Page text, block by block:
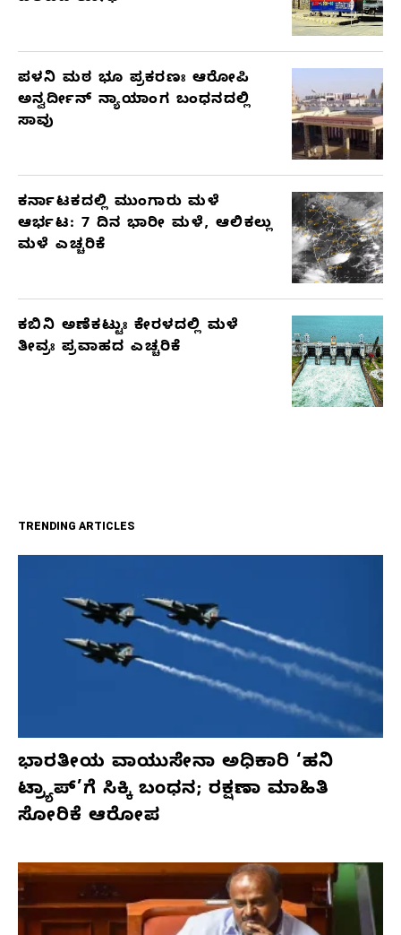
ಪಳನಿ ಮಠ ಭೂ ಪ್ರಕರಣಃ ಆರೋಪಿ
ಅನ್ವರ್ದೀನ್ ನ್ಯಾಯಾಂಗ ಬಂಧನದಲ್ಲಿ
ಸಾವು
ಕರ್ನಾಟಕದಲ್ಲಿ ಮುಂಗಾರು ಮಳೆ
ಆರ್ಭಟ: 7 ದಿನ ಭಾರೀ ಮಳೆ, ಆಲಿಕಲ್ಲು
ಮಳೆ ಎಚ್ಚರಿಕೆ
ಕಬಿನಿ ಅಣೆಕಟ್ಟುಃ ಕೇರಳದಲ್ಲಿ ಮಳೆ
ತೀವ್ರಃ ಪ್ರವಾಹದ ಎಚ್ಚರಿಕೆ
TRENDING ARTICLES
ಭಾರತೀಯ ವಾಯುಸೇನಾ ಅಧಿಕಾರಿ ‘ಹನಿ
ಟ್ರ್ಯಾಪ್’ಗೆ ಸಿಕ್ಕಿ ಬಂಧನ; ರಕ್ಷಣಾ ಮಾಹಿತಿ
ಸೋರಿಕೆ ಆರೋಪ